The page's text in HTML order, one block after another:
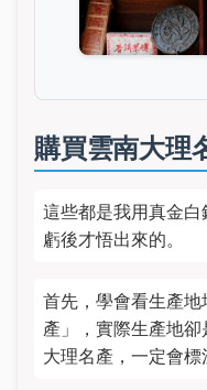
購買雲南大理
這些都是我用真金
虧後才悟出來的。
首先，學會看生產
產」，實際生產地
大理名產，一定會標